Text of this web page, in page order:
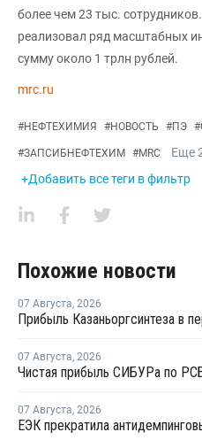
более чем 23 тыс.
реализовал ряд масштабных
сумму около 1 трлн рублей.
mrc.ru
#НЕФТЕХИМИЯ #НОВОСТЬ #ПЭ #
#ЗАПСИБНЕФТЕХИМ #MRC Еще
+Добавить все теги в фильтр
Похожие новости
07 Августа, 2026
07 Августа, 2026
07 Августа, 2026